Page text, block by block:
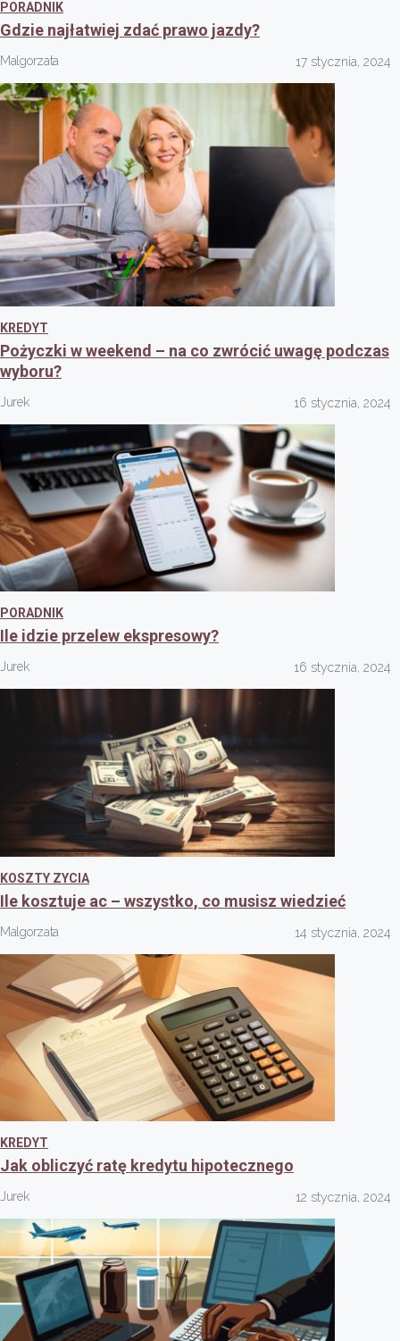
PORADNIK
Gdzie najłatwiej zdać prawo jazdy?
Malgorzata 17 stycznia, 2024
KREDYT
Pożyczki w weekend – na co zwrócić uwagę podczas
wyboru?
Jurek 16 stycznia, 2024
PORADNIK
Ile idzie przelew ekspresowy?
Jurek 16 stycznia, 2024
KOSZTY ZYCIA
Ile kosztuje ac – wszystko, co musisz wiedzieć
Malgorzata 14 stycznia, 2024
KREDYT
Jak obliczyć ratę kredytu hipotecznego
Jurek 12 stycznia, 2024